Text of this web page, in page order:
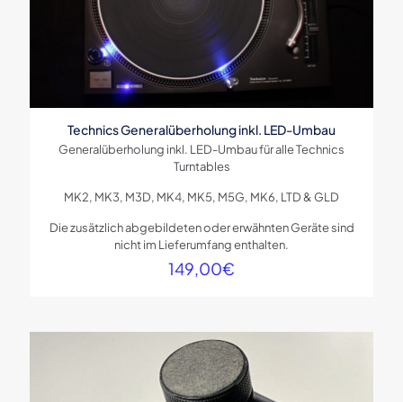
Technics Generalüberholung inkl. LED-Umbau
Generalüberholung inkl. LED-Umbau für alle Technics
Turntables
MK2, MK3, M3D, MK4, MK5, M5G, MK6, LTD & GLD
Die zusätzlich abgebildeten oder erwähnten Geräte sind
nicht im Lieferumfang enthalten.
149,00€